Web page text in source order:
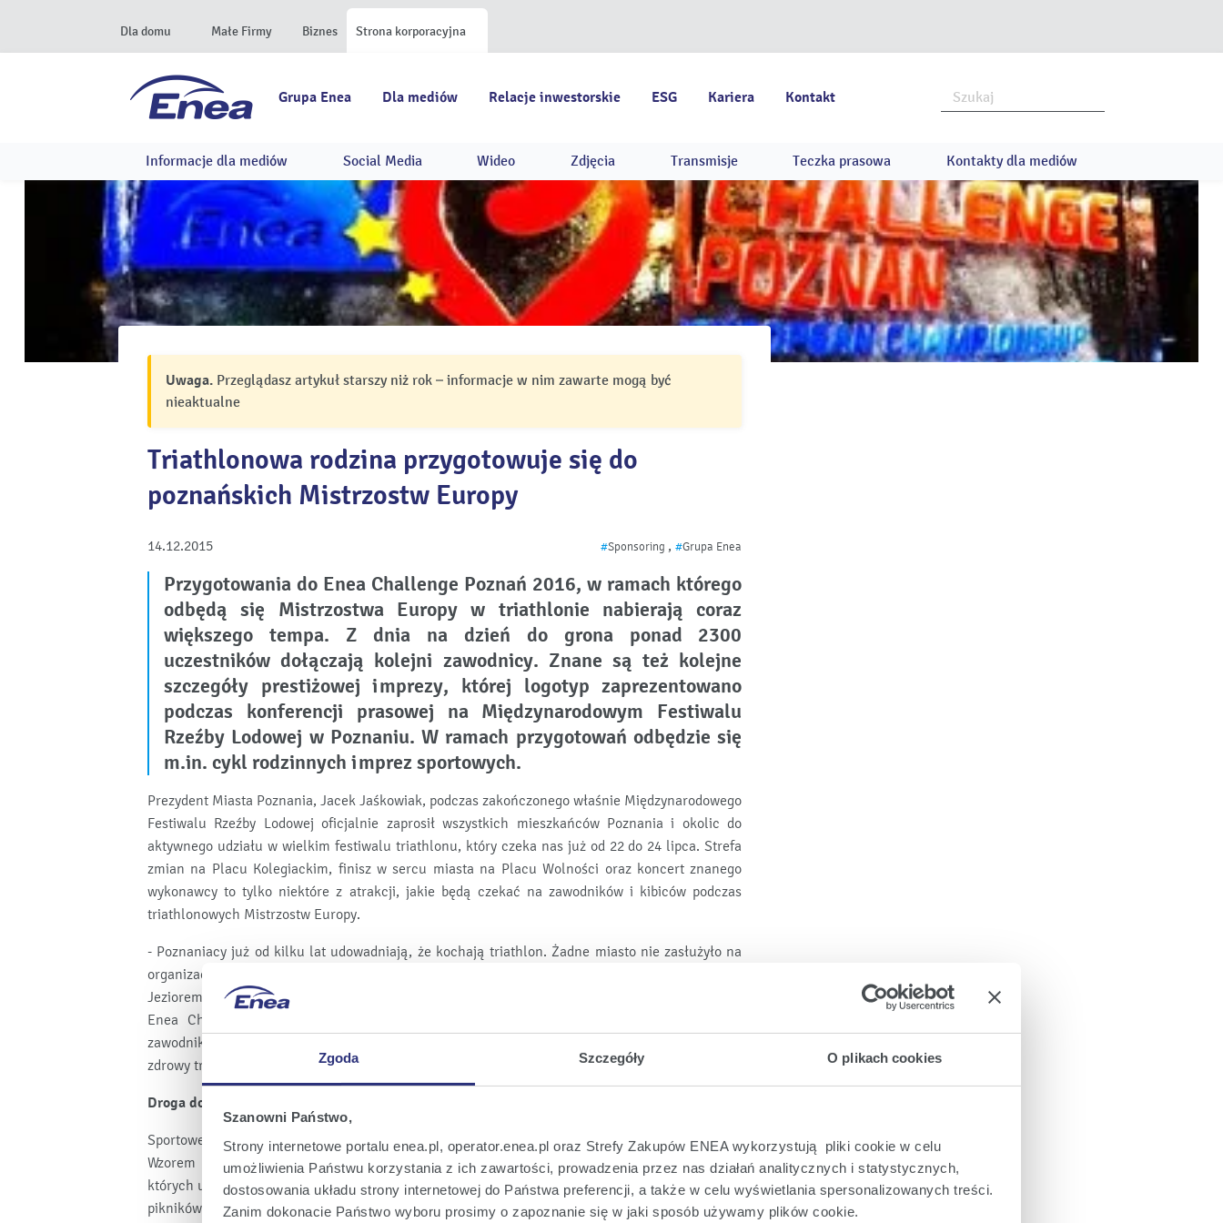
Zgoda Szczegóły O plikach cookies
Szanowni Państwo,
Strony internetowe portalu enea.pl, operator.enea.pl oraz Strefy Zakupów ENEA wykorzystują pliki cookie w celu
umożliwienia Państwu korzystania z ich zawartości, prowadzenia przez nas działań analitycznych i statystycznych,
dostosowania układu strony internetowej do Państwa preferencji, a także w celu wyświetlania spersonalizowanych treści.
Zanim dokonacie Państwo wyboru prosimy o zapoznanie się w jaki sposób używamy plików cookie.
Dla domu Małe Firmy Biznes Strona korporacyjna
Grupa Enea Dla mediów Relacje inwestorskie ESG Kariera Kontakt
Informacje dla mediów Social Media Wideo Zdjęcia Transmisje Teczka prasowa Kontakty dla mediów
Uwaga. Przeglądasz artykuł starszy niż rok – informacje w nim zawarte mogą być
nieaktualne
Triathlonowa rodzina przygotowuje się do
poznańskich Mistrzostw Europy
14.12.2015 #Sponsoring ,#Grupa Enea
Przygotowania do Enea Challenge Poznań 2016, w ramach którego
odbędą się Mistrzostwa Europy w triathlonie nabierają coraz
większego tempa. Z dnia na dzień do grona ponad 2300
uczestników dołączają kolejni zawodnicy. Znane są też kolejne
szczegóły prestiżowej imprezy, której logotyp zaprezentowano
podczas konferencji prasowej na Międzynarodowym Festiwalu
Rzeźby Lodowej w Poznaniu. W ramach przygotowań odbędzie się
m.in. cykl rodzinnych imprez sportowych.
Prezydent Miasta Poznania, Jacek Jaśkowiak, podczas zakończonego właśnie Międzynarodowego
Festiwalu Rzeźby Lodowej oficjalnie zaprosił wszystkich mieszkańców Poznania i okolic do
aktywnego udziału w wielkim festiwalu triathlonu, który czeka nas już od 22 do 24 lipca. Strefa
zmian na Placu Kolegiackim, finisz w sercu miasta na Placu Wolności oraz koncert znanego
wykonawcy to tylko niektóre z atrakcji, jakie będą czekać na zawodników i kibiców podczas
triathlonowych Mistrzostw Europy.
- Poznaniacy już od kilku lat udowadniają, że kochają triathlon. Żadne miasto nie zasłużyło na
organizację Mistrzostw Europy bardziej, niż to, które dało początek polskiemu triathlonowi nad
Jeziorem Kierskim w 1984 roku – mówi Grzegorz Kinelski, wiceprezes ds. handlowych Enei.
Enea Challenge Poznań w tym roku przeszedł pierwszy test organizacyjny. Ponad 3100
zawodników i ponad 1550 uczestników Strefy ENERGIA+ Aktywne Życie to dowód, że sport i
zdrowy tryb życia nie są obce mieszkańcom tego regionu – dodaje.
Droga do Mistrzostw Europy
Sportowe emocje czekają na poznaniaków już podczas przygotowań do Enea Challenge Poznań.
Wzorem poprzednich lat w stolicy Wielkopolski zorganizowane zostaną mini eventy, podczas
których uczestnicy będą mogli przetestować swoją kondycję. W 2016 roku będą one miały formę
pikników rodzinnych. Podczas nich coś dla siebie znajdą zarówno młodsi, jak i starsi pasjonaci